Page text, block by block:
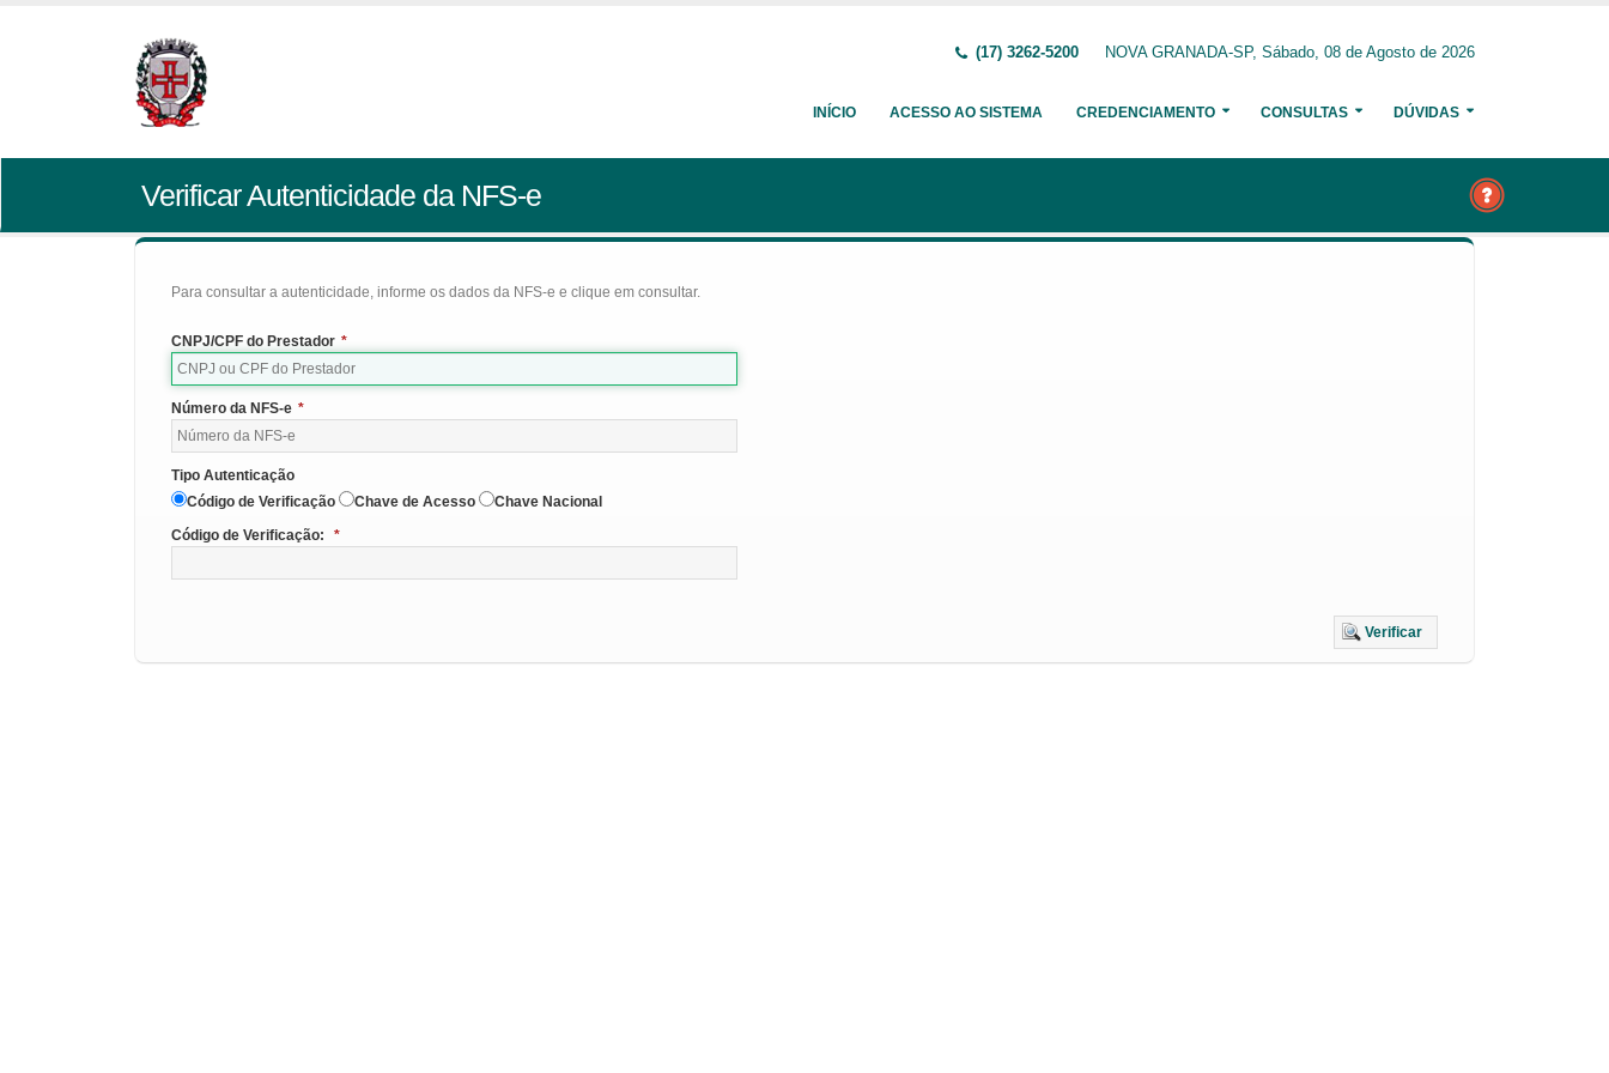
(17) 3262-5200 NOVA GRANADA-SP, Sábado, 08 de Agosto de 2026
INÍCIO ACESSO AO SISTEMA CREDENCIAMENTO CONSULTAS DÚVIDAS
Verificar Autenticidade da NFS-e
Para consultar a autenticidade, informe os dados da NFS-e e clique em consultar.
CNPJ/CPF do Prestador *
Número da NFS-e *
Tipo Autenticação
Código de Verificação
Chave de Acesso
Chave Nacional
Código de Verificação:
*
Verificar